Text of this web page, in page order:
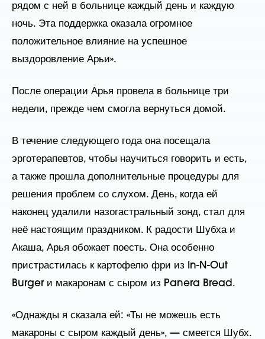
рядом с ней в больнице каждый день и каждую
ночь. Эта поддержка оказала огромное
положительное влияние на успешное
выздоровление Арьи».
После операции Арья провела в больнице три
недели, прежде чем смогла вернуться домой.
В течение следующего года она посещала
эрготерапевтов, чтобы научиться говорить и есть,
а также прошла дополнительные процедуры для
решения проблем со слухом. День, когда ей
наконец удалили назогастральный зонд, стал для
неё настоящим праздником. К радости Шубха и
Акаша, Арья обожает поесть. Она особенно
пристрастилась к картофелю фри из In-N-Out
Burger и макаронам с сыром из Panera Bread.
«Однажды я сказала ей: «Ты не можешь есть
макароны с сыром каждый день», — смеется Шубх.